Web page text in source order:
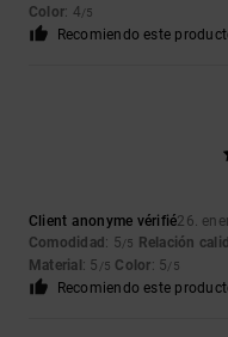
Color: 4/5
Recomiendo este
Client anonyme vérifié26.
Comodidad : 5/5 Relación
Material : 5 /5 Color: 5/5
Recomiendo este